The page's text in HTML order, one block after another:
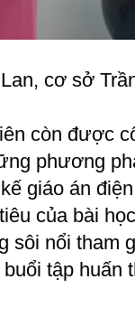
cơ sở
còn được
phương
giáo án
của bài
sôi nổi tham
tập huấn